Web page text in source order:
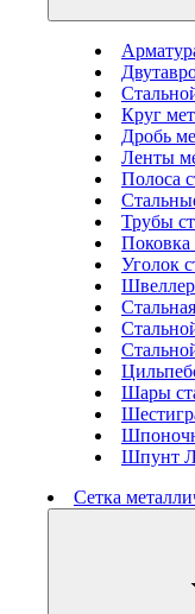
Круг
Дробь
Ленты
Полоса
Трубы
Поковка
Уголок
Швеллер
Шары
Шпунт
Сетка